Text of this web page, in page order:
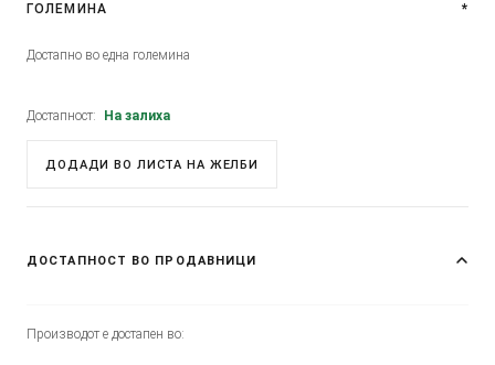
ГОЛЕМИНА *
Достапно во една големина
Достапност: На залиха
ДОДАДИ ВО ЛИСТА НА ЖЕЛБИ
ДОСТАПНОСТ ВО ПРОДАВНИЦИ
Производот е достапен во: